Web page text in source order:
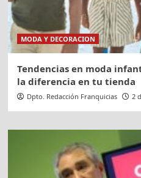
MODA Y DECORACION
Tendencias en moda
la diferencia en tu tienda
Dpto. Redacción Franquicias 2